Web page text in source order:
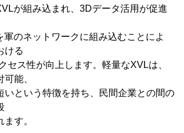
が組み込まれ、3Dデータ活用が促進
軍のネットワークに組み込むことによ
ける
セス性が向上します。軽量なXVLは、
能、
いという特徴を持ち、民間企業との間の
す。